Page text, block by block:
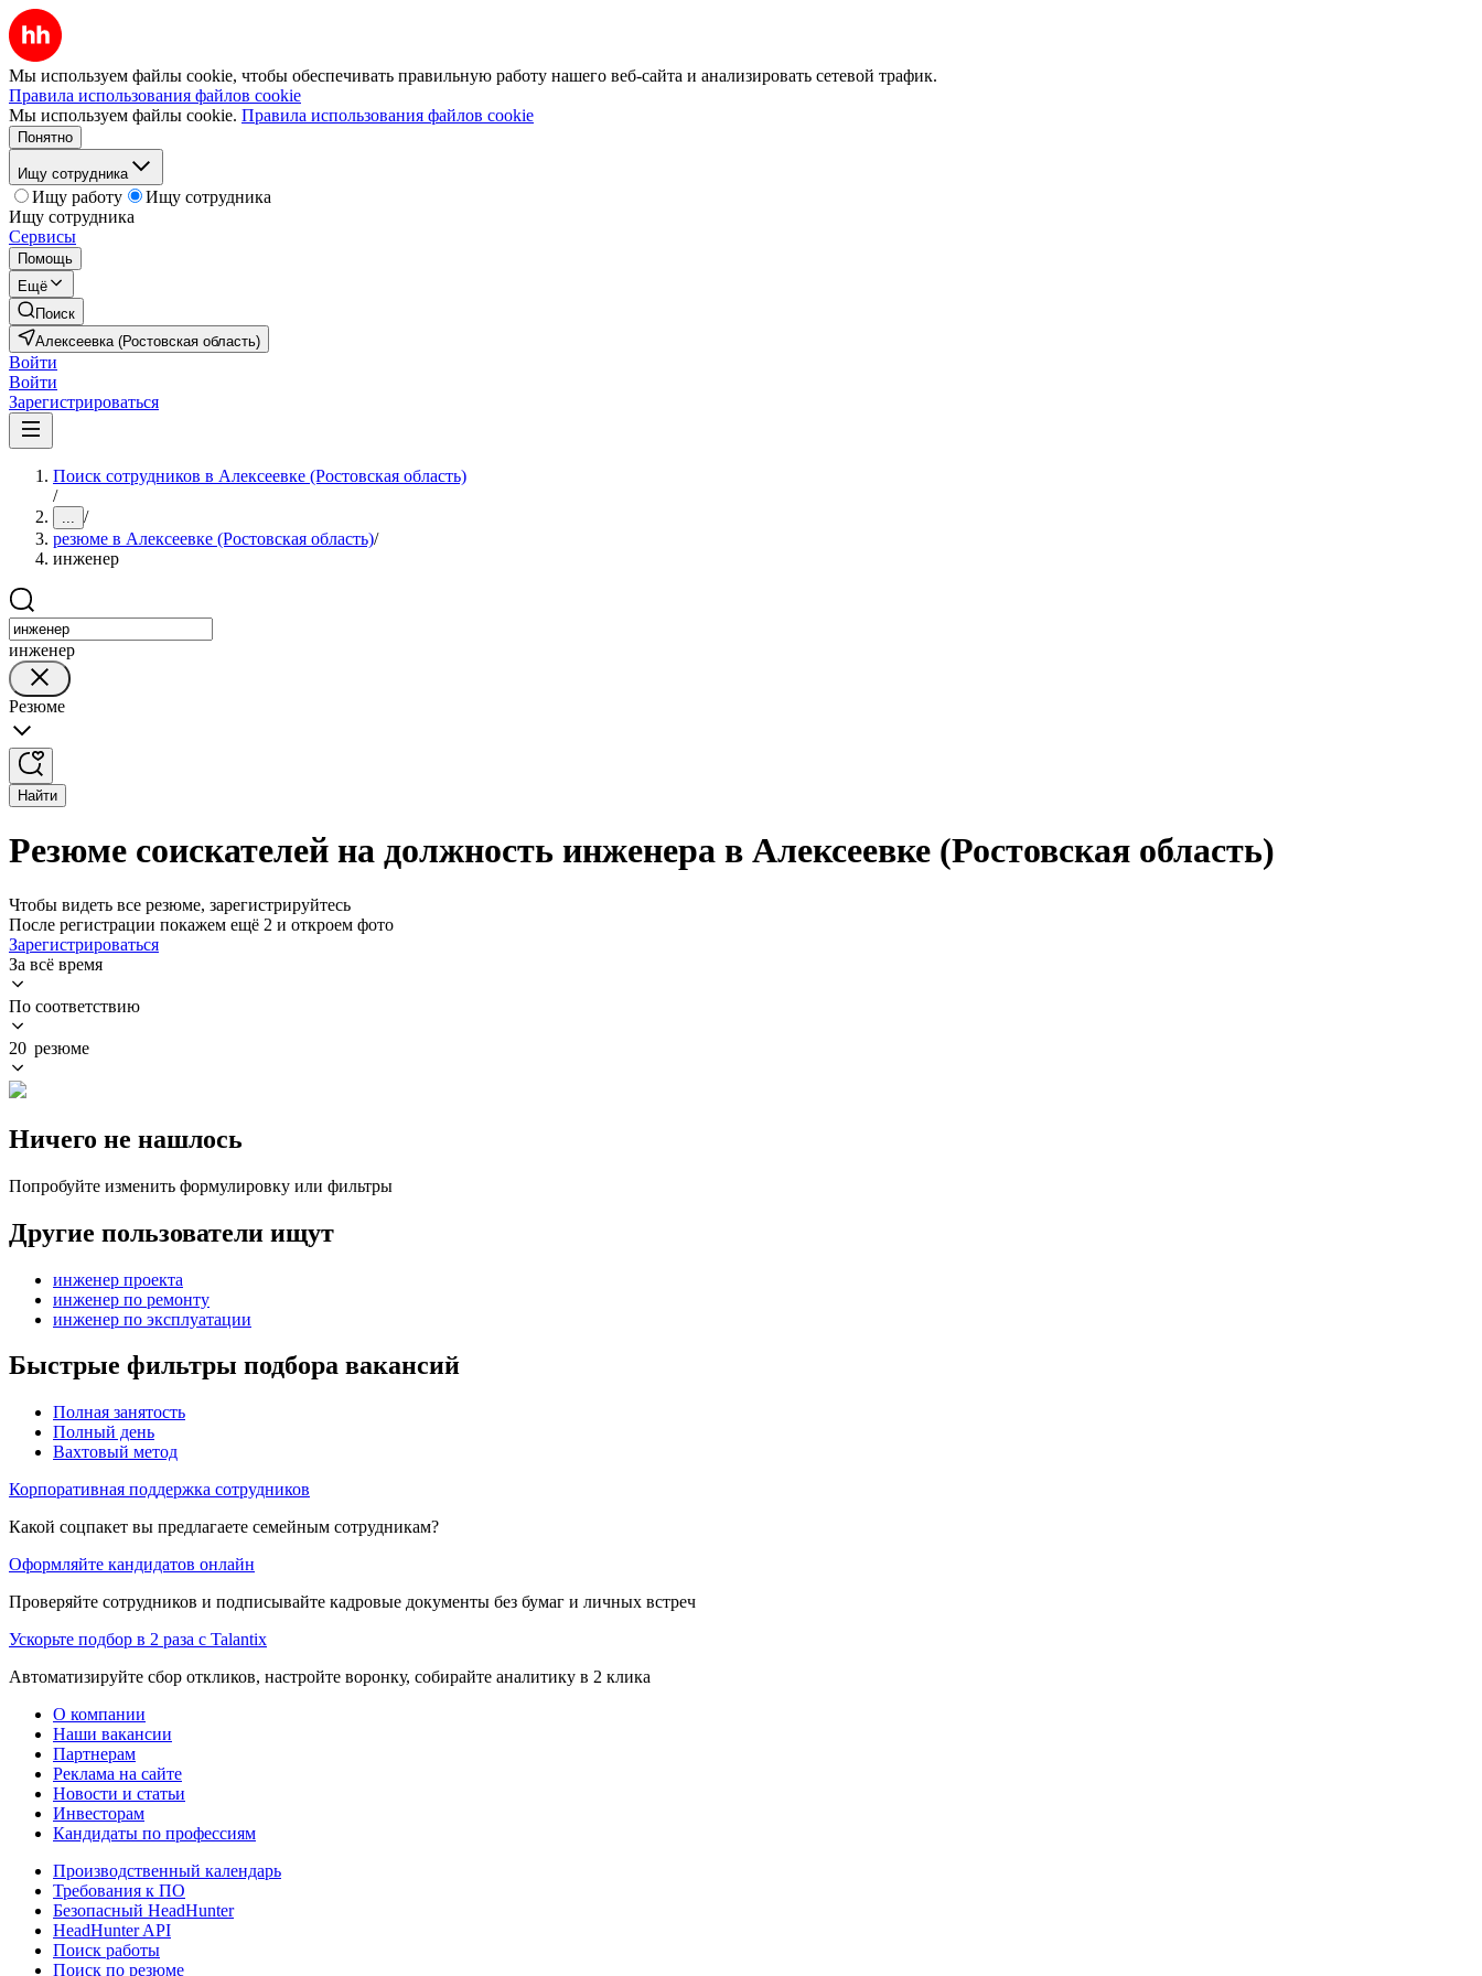
Мы используем файлы cookie, чтобы обеспечивать правильную работу нашего веб-сайта и анализировать сетевой трафик.
Правила использования файлов cookie
Мы используем файлы cookie. Правила использования файлов cookie
Понятно
Ищу сотрудника
Ищу работу
Ищу сотрудника
Ищу сотрудника
Сервисы
Помощь
Ещё
Поиск
Алексеевка (Ростовская область)
Войти
Войти
Зарегистрироваться
Поиск сотрудников в Алексеевке (Ростовская область)
/
... /
резюме в Алексеевке (Ростовская область)/
инженер
инженер
Резюме
Найти
Резюме соискателей на должность инженера в Алексеевке (Ростовская область)
Чтобы видеть все резюме, зарегистрируйтесь
После регистрации покажем ещё 2 и откроем фото
Зарегистрироваться
За всё время
По соответствию
20 резюме
Ничего не нашлось
Попробуйте изменить формулировку или фильтры
Другие пользователи ищут
инженер проекта
инженер по ремонту
инженер по эксплуатации
Быстрые фильтры подбора вакансий
Полная занятость
Полный день
Вахтовый метод
Корпоративная поддержка сотрудников
Какой соцпакет вы предлагаете семейным сотрудникам?
Оформляйте кандидатов онлайн
Проверяйте сотрудников и подписывайте кадровые документы без бумаг и личных встреч
Ускорьте подбор в 2 раза с Talantix
Автоматизируйте сбор откликов, настройте воронку, собирайте аналитику в 2 клика
О компании
Наши вакансии
Партнерам
Реклама на сайте
Новости и статьи
Инвесторам
Кандидаты по профессиям
Производственный календарь
Требования к ПО
Безопасный HeadHunter
HeadHunter API
Поиск работы
Поиск по резюме